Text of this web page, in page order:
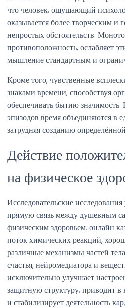
что человек, ощущающий
оказывается более творческим и
непростых обстоятельств.
противоположность, ослабляет
мышление стандартным и
Кроме того, чувственные
знаками времени, способствуя
обеспечивать бытию значимость.
эпизодов время объединяются в
затрудняя созданию
Действие
на физическое
Исследовательские
прямую связь между душевным
физическим здоровьем. онлайн
поток химических реакций,
различные механизмы частей
счастья, нейромедиатора и
исключительно улучшает
защитную структуру, приводит в
и стабилизирует деятельность